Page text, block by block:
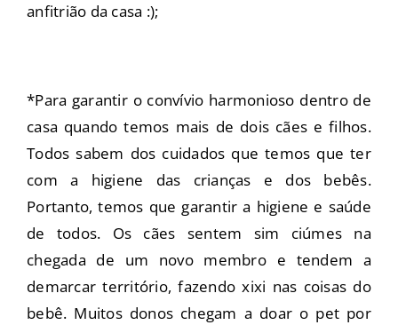
anfitrião da casa :);
*Para garantir o convívio harmonioso dentro de
casa quando temos mais de dois cães e filhos.
Todos sabem dos cuidados que temos que ter
com a higiene das crianças e dos bebês.
Portanto, temos que garantir a higiene e saúde
de todos. Os cães sentem sim ciúmes na
chegada de um novo membro e tendem a
demarcar território, fazendo xixi nas coisas do
bebê. Muitos donos chegam a doar o pet por